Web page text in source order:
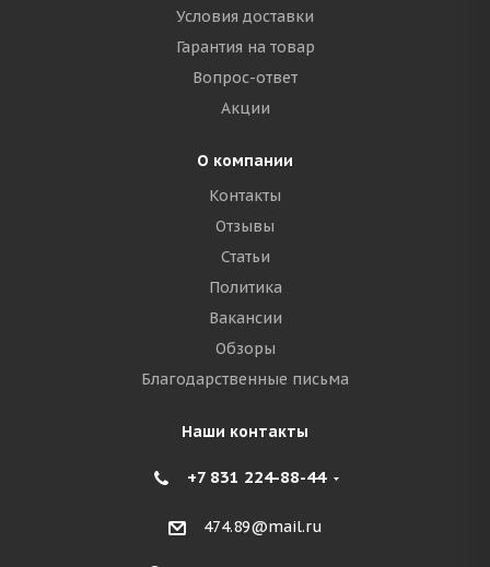
Условия доставки
Гарантия на товар
Вопрос-ответ
Акции
О компании
Контакты
Отзывы
Статьи
Политика
Вакансии
Обзоры
Благодарственные письма
Наши контакты
+7 831 224-88-44
474.89@mail.ru